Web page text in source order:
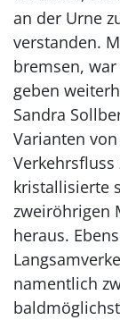
an der Urne
verstanden.
bremsen,
geben
Sandra
Varianten
kristallisierte
zweiröhrigen
heraus.
namentlich